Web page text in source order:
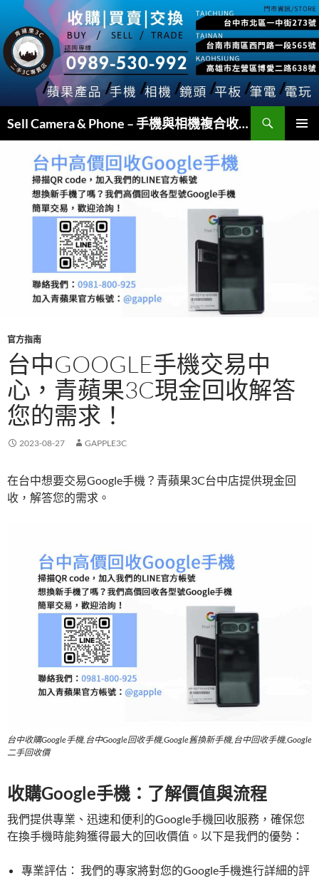
主
要
Sell Camera & Phone – 手機與相機複合收購
尋
官方指南
台中GOOGLE手機交易中
心，青蘋果3C現金回收解答
您的需求！
2023-08-27 GAPPLE3C
在台中想要交易Google手機？青蘋果3C台中店提供現金回
收，解答您的需求。
台中收購Google手機,台中Google回收手機,Google舊換新手機,台中回收手機,Google
二手回收價
收購Google手機：了解價值與流程
我們提供專業、迅速和便利的Google手機回收服務，確保您
在換手機時能夠獲得最大的回收價值。以下是我們的優勢：
專業評估： 我們的專家將對您的Google手機進行詳細的評